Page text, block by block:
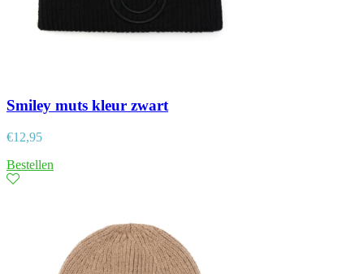
Smiley muts kleur zwart
€12,95
Bestellen